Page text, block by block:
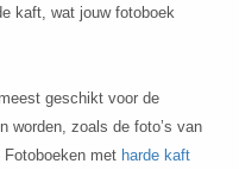
kaft, wat jouw fotoboek
geschikt voor de
worden, zoals de foto’s van
met harde kaft